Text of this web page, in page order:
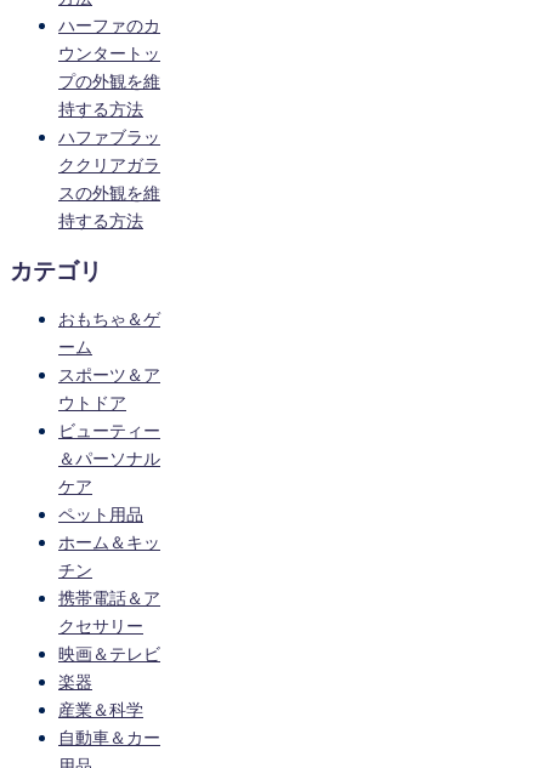
ハーファのカ
ウンタートッ
プの外観を維
持する方法
ハファブラッ
ククリアガラ
スの外観を維
持する方法
カテゴリ
おもちゃ＆ゲ
ーム
スポーツ＆ア
ウトドア
ビューティー
＆パーソナル
ケア
ペット用品
ホーム＆キッ
チン
携帯電話＆ア
クセサリー
映画＆テレビ
楽器
産業＆科学
自動車＆カー